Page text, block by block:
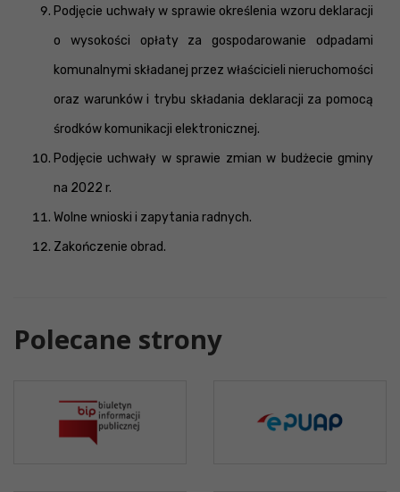
Podjęcie uchwały w sprawie określenia wzoru deklaracji
o wysokości opłaty za gospodarowanie odpadami
komunalnymi składanej przez właścicieli nieruchomości
oraz warunków i trybu składania deklaracji za pomocą
środków komunikacji elektronicznej.
Podjęcie uchwały w sprawie zmian w budżecie gminy
na 2022 r.
Wolne wnioski i zapytania radnych.
Zakończenie obrad.
Polecane strony